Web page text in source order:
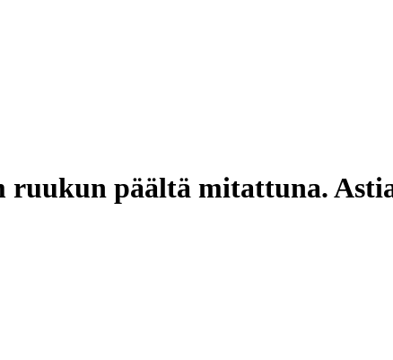
ruukun päältä mitattuna.